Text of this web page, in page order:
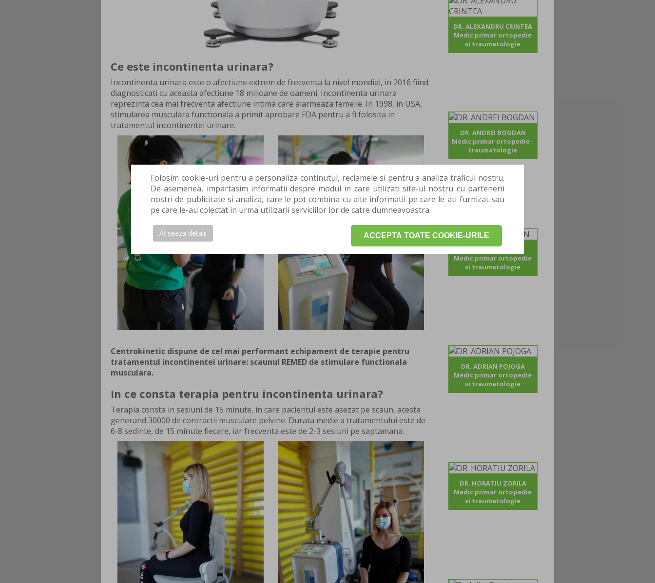
Folosim cookie-uri pentru a personaliza continutul, reclamele si pentru a analiza traficul nostru.
De asemenea, impartasim informatii despre modul in care utilizati site-ul nostru cu partenerii
nostri de publicitate si analiza, care le pot combina cu alte informatii pe care le-ati furnizat sau
pe care le-au colectat in urma utilizarii serviciilor lor de catre dumneavoastra.
ACCEPTA TOATE COOKIE-URILE
Afiseaza detalii
Ce este incontinenta urinara?
Incontinenta urinara este o afectiune extrem de frecventa la nivel mondial, in 2016 fiind
diagnosticati cu aceasta afectiune 18 milioane de oameni. Incontinenta urinara
reprezinta cea mai frecventa afectiune intima care alarmeaza femeile. In 1998, in USA,
stimularea musculara functionala a primit aprobare FDA pentru a fi folosita in
tratamentul incontinentei urinare.
Centrokinetic dispune de cel mai performant echipament de terapie pentru
tratamentul incontinentei urinare: scaunul REMED de stimulare functionala
musculara.
In ce consta terapia pentru incontinenta urinara?
Terapia consta in sesiuni de 15 minute, in care pacientul este asezat pe scaun, acesta
generand 30000 de contractii musculare pelvine. Durata medie a tratamentului este de
6-8 sedinte, de 15 minute fiecare, iar frecventa este de 2-3 sesiuni pe saptamana.
DR. ALEXANDRU CRINTEA
Medic primar ortopedie
si traumatologie
DR. ANDREI BOGDAN
Medic primar ortopedie -
traumatologie
DR. CATALIN GICAN
Medic primar ortopedie
si traumatologie
DR. ADRIAN POJOGA
Medic primar ortopedie
si traumatologie
DR. HORATIU ZORILA
Medic primar ortopedie
si traumatologie